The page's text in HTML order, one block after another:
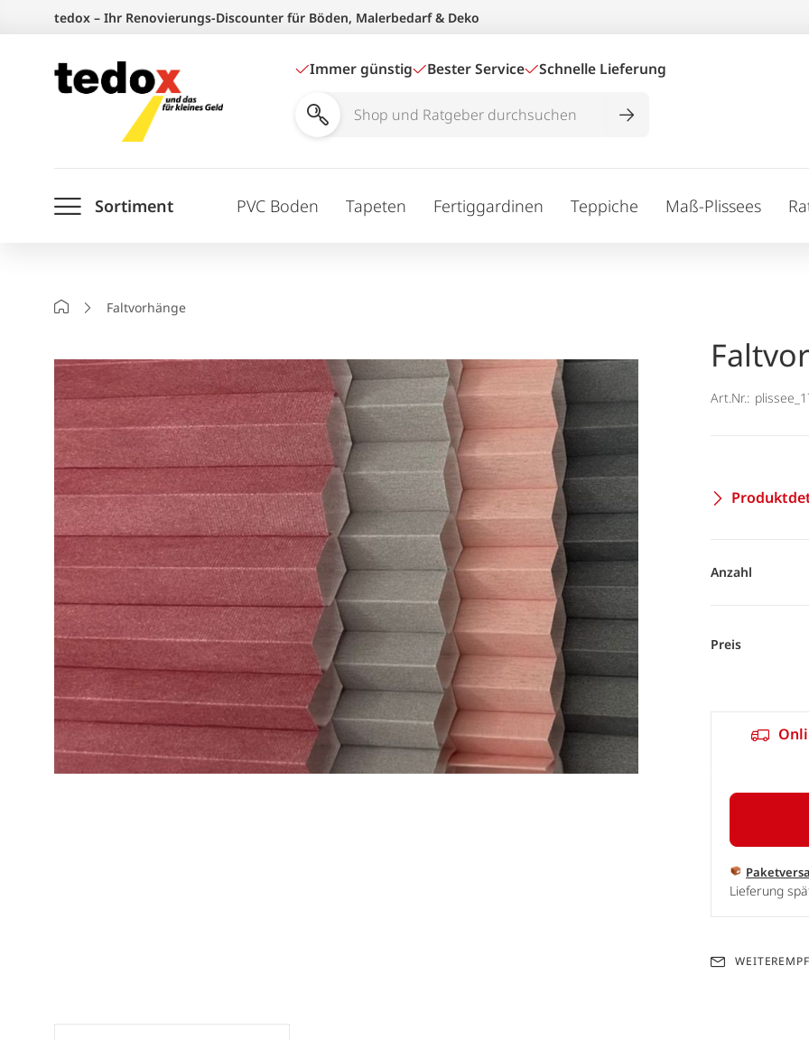
springen
tedox – Ihr Renovierungs-Discounter für Böden, Malerbedarf & Deko
Immer günstig Bester Service Schnelle Lieferung
Shop
durchsuchen
Sortiment PVC Boden Tapeten Fertiggardinen Teppiche Maß-Plissees
StartseiteFaltvorhänge
Art.Nr.:
Anzahl
Preis
Lieferung